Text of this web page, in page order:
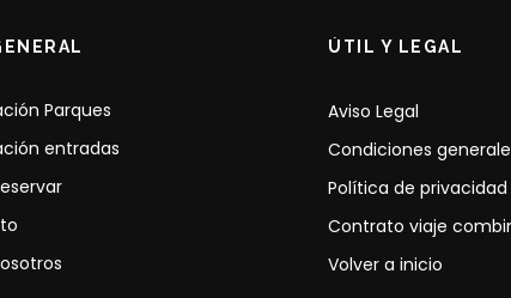
Parques
entradas
ÚTIL Y LEGAL
Aviso Legal
Condiciones
Política de privacidad
Contrato viaje
Volver a inicio